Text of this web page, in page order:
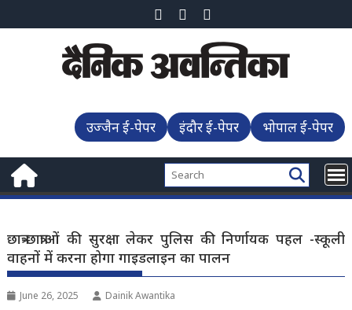
to
उज्जैन ई-पेपर इंदौर ई-पेपर भोपाल ई-पेपर
छात्र-छात्राओं की सुरक्षा लेकर पुलिस की निर्णायक पहल -स्कूली
वाहनों में करना होगा गाइडलाइन का पालन
June 26, 2025 Dainik Awantika